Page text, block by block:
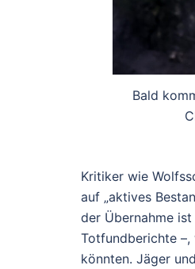
Bald
Kritiker wie
auf „aktives
der Übernahme
Totfundberichte
könnten. Jäger